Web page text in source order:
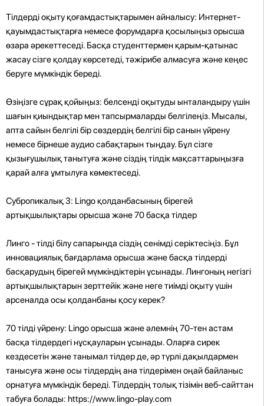
Тілдерді оқыту қоғамдастықтарымен айналысу: Интернет-
қауымдастықтарға немесе форумдарға қосылыңыз орысша
өзара әрекеттеседі. Басқа студенттермен қарым-қатынас
жасау сізге қолдау көрсетеді, тәжірибе алмасуға және кеңес
беруге мүмкіндік береді.
Өзіңізге сұрақ қойыңыз: белсенді оқытуды ынталандыру үшін
шағын қиындықтар мен тапсырмаларды белгілеңіз. Мысалы,
апта сайын белгілі бір сөздердің белгілі бір санын үйрену
немесе бірнеше аудио сабақтарын тыңдау. Бұл сізге
қызығушылық танытуға және сіздің тілдік мақсаттарыңызға
қарай алға ұмтылуға көмектеседі.
Субропикалық 3: Lingo қолданбасының бірегей
артықшылықтары орысша және 70 басқа тілдер
Линго - тілді білу сапарында сіздің сенімді серіктесіңіз. Бұл
инновациялық бағдарлама орысша және басқа тілдерді
басқарудың бірегей мүмкіндіктерін ұсынады. Лингоның негізгі
артықшылықтарын зерттейік және неге тиімді оқыту үшін
арсеналда осы қолданбаны қосу керек?
70 тілді үйрену: Lingo орысша және әлемнің 70-тен астам
басқа тілдердегі нұсқауларын ұсынады. Оларға сирек
кездесетін және танымал тілдер де, әр түрлі дақылдармен
танысуға және осы тілдердің ана тілдерімен оңай байланыс
орнатуға мүмкіндік береді. Тілдердің толық тізімін веб-сайттан
табуға болады: https://www.lingo-play.com